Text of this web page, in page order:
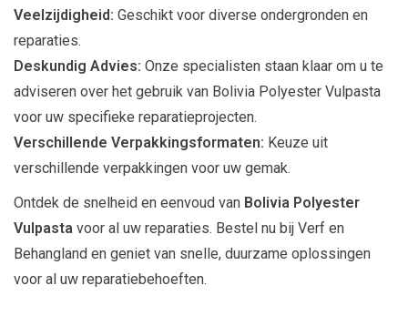
Veelzijdigheid: Geschikt voor diverse ondergronden en
reparaties.
Deskundig Advies: Onze specialisten staan klaar om u te
adviseren over het gebruik van Bolivia Polyester Vulpasta
voor uw specifieke reparatieprojecten.
Verschillende Verpakkingsformaten: Keuze uit
verschillende verpakkingen voor uw gemak.
Ontdek de snelheid en eenvoud van Bolivia Polyester
Vulpasta voor al uw reparaties. Bestel nu bij Verf en
Behangland en geniet van snelle, duurzame oplossingen
voor al uw reparatiebehoeften.